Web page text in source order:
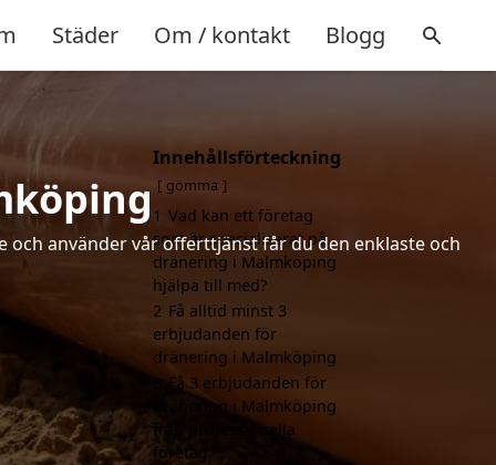
Städer Om / kontakt Blogg
använder vår offerttjänst får du den enklaste och
Innehållsförteckning
gömma
1 Vad kan ett företag
som är specialiserat på
dränering i Malmköping
hjälpa till med?
2 Få alltid minst 3
erbjudanden för
dränering i Malmköping
3 Få 3 erbjudanden för
dränering i Malmköping
från professionella
företag